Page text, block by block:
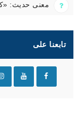
معنى حديث:
تابعنا على